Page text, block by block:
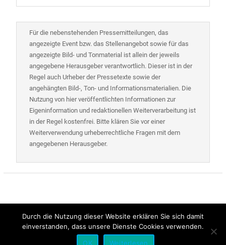
Für die nebenstehenden Pressemitteilungen, das
angezeigte Event bzw. das Stellenangebot sowie für das
angezeigte Bild- und Tonmaterial ist allein der jeweils
angegebene Herausgeber verantwortlich. Dieser ist in der
Regel auch Urheber der Pressetexte sowie der
angehängten Bild-, Ton- und Informationsmaterialien. Die
Nutzung von hier veröffentlichten Informationen zur
Eigeninformation und redaktionellen Weiterverarbeitung ist
in der Regel kostenfrei. Bitte klären Sie vor einer
Weiterverwendung urheberrechtliche Fragen mit dem
angegebenen Herausgeber.
Alle Rechte vorbehalten | Presse-Control
Durch die Nutzung dieser Website erklären Sie sich damit
einverstanden, dass unsere Dienste Cookies verwenden.
OK Weiterlesen